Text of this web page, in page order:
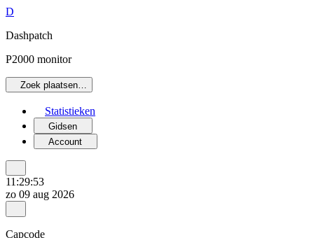
D
Dashpatch
P2000 monitor
Zoek plaatsen…
Statistieken
Gidsen
Account
11:29:53
zo 09 aug 2026
Capcode